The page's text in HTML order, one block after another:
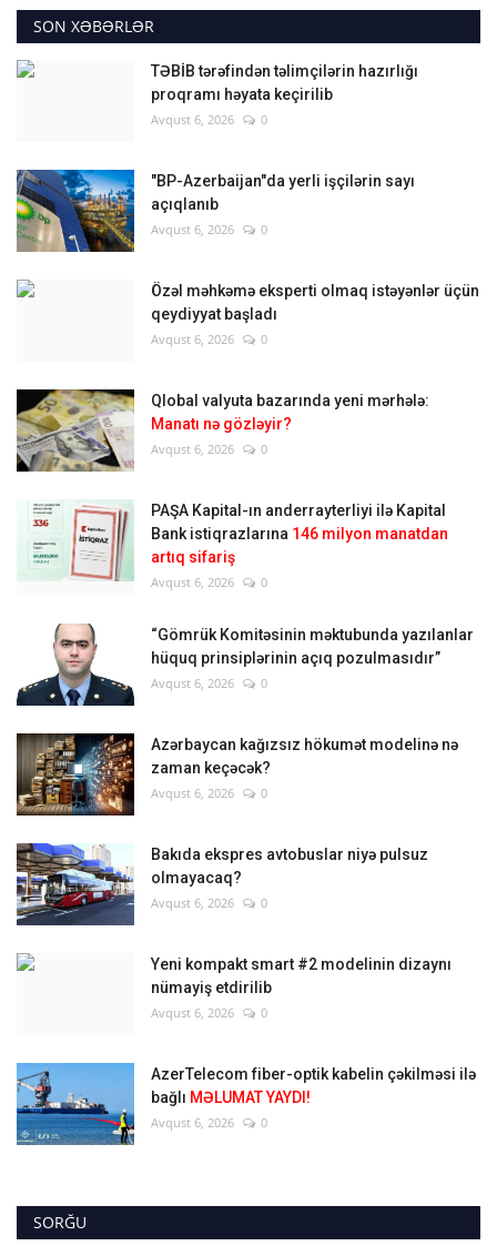
SON XƏBƏRLƏR
TƏBİB tərəfindən təlimçilərin hazırlığı
proqramı həyata keçirilib
Avqust 6, 2026 0
"BP-Azerbaijan"da yerli işçilərin sayı
açıqlanıb
Avqust 6, 2026 0
Özəl məhkəmə eksperti olmaq istəyənlər üçün
qeydiyyat başladı
Avqust 6, 2026 0
Qlobal valyuta bazarında yeni mərhələ:
Manatı nə gözləyir?
Avqust 6, 2026 0
PAŞA Kapital-ın anderrayterliyi ilə Kapital
Bank istiqrazlarına 146 milyon manatdan
artıq sifariş
Avqust 6, 2026 0
“Gömrük Komitəsinin məktubunda yazılanlar
hüquq prinsiplərinin açıq pozulmasıdır”
Avqust 6, 2026 0
Azərbaycan kağızsız hökumət modelinə nə
zaman keçəcək?
Avqust 6, 2026 0
Bakıda ekspres avtobuslar niyə pulsuz
olmayacaq?
Avqust 6, 2026 0
Yeni kompakt smart #2 modelinin dizaynı
nümayiş etdirilib
Avqust 6, 2026 0
AzerTelecom fiber-optik kabelin çəkilməsi ilə
bağlı MƏLUMAT YAYDI!
Avqust 6, 2026 0
SORĞU